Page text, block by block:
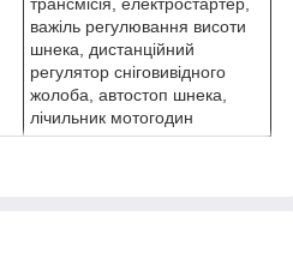
важіль регулювання висоти
шнека, дистанційний
регулятор сніговивідного
жолоба, автостоп шнека,
лічильник мотогодин